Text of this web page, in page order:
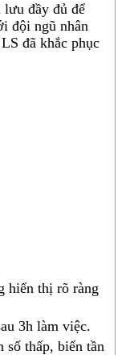
đầy đủ để
đội ngũ nhân
đã khắc phục
hiển thị rõ ràng
3h làm việc.
số thấp, biến tần